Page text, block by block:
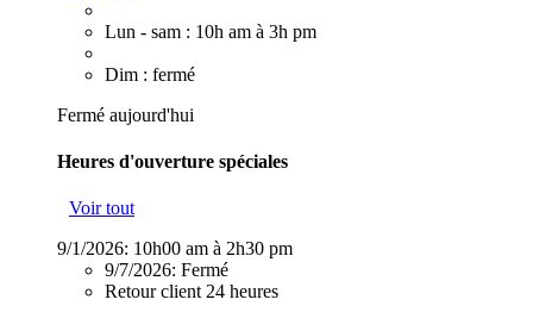
Lun - sam : 10h am à 3h pm
Dim : fermé
Fermé aujourd'hui
Heures d'ouverture spéciales
Voir tout
9/1/2026: 10h00 am à 2h30 pm
9/7/2026: Fermé
Retour client 24 heures